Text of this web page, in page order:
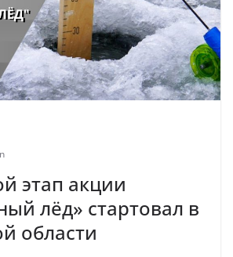
этап акции
лёд» стартовал в
области